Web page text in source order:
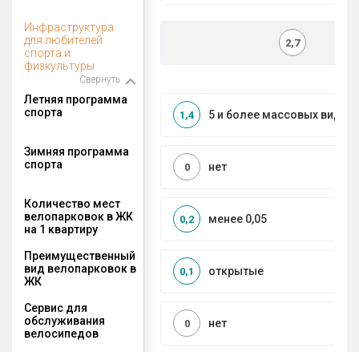
Инфраструктура
для любителей
спорта и
физкультуры
Свернуть
2,7
Летняя программа
спорта
5 и более массовых видов
1,4
Зимняя программа
спорта
нет
0
Количество мест
велопарковок в ЖК
на 1 квартиру
менее 0,05
0,2
Преимущественный
вид велопарковок в
ЖК
открытые
0,1
Сервис для
обслуживания
велосипедов
нет
0